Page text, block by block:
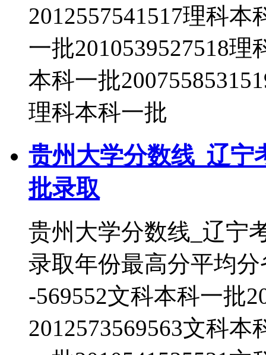
2012557541517理科本
一批2010539527518理
本科一批
理科本科一批
贵州大学分数线_辽宁
批录取
贵州大学分数线_辽宁
录取年份最高分平均
-569552文科本科一批
2012573569563文科本